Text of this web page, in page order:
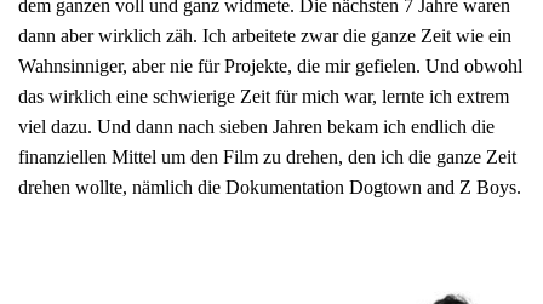
dem ganzen voll und ganz widmete. Die nächsten 7 Jahre waren
dann aber wirklich zäh. Ich arbeitete zwar die ganze Zeit wie ein
Wahnsinniger, aber nie für Projekte, die mir gefielen. Und obwohl
das wirklich eine schwierige Zeit für mich war, lernte ich extrem
viel dazu. Und dann nach sieben Jahren bekam ich endlich die
finanziellen Mittel um den Film zu drehen, den ich die ganze Zeit
drehen wollte, nämlich die Dokumentation Dogtown and Z Boys.